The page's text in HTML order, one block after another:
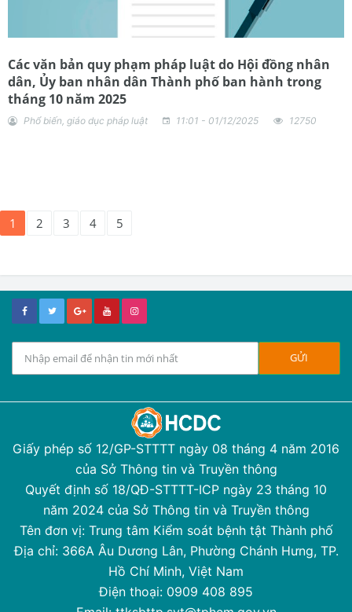
Các văn bản quy phạm pháp luật do Hội đồng nhân
dân, Ủy ban nhân dân Thành phố ban hành trong
tháng 10 năm 2025
Phổ biến, giáo dục pháp luật 11:01 - 01/12/2025 12750
1 2 3 4 5
Giấy phép số 12/GP-STTTT ngày 08 tháng 4 năm 2016
của Sở Thông tin và Truyền thông
Quyết định số 18/QĐ-STTTT-ICP ngày 23 tháng 10
năm 2024 của Sở Thông tin và Truyền thông
Tên đơn vị: Trung tâm Kiểm soát bệnh tật Thành phố
Địa chỉ: 366A Âu Dương Lân, Phường Chánh Hưng, TP.
Hồ Chí Minh, Việt Nam
Điện thoại: 0909 408 895